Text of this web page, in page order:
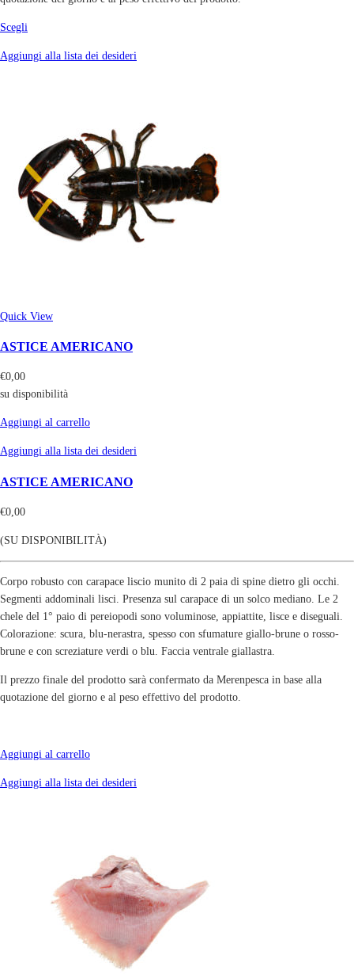
Scegli
Aggiungi alla lista dei desideri
Quick View
ASTICE AMERICANO
€0,00
su disponibilità
Aggiungi al carrello
Aggiungi alla lista dei desideri
ASTICE AMERICANO
€0,00
(SU DISPONIBILITÀ)
Corpo robusto con carapace liscio munito di 2 paia di spine dietro gli occhi.
Segmenti addominali lisci. Presenza sul carapace di un solco mediano. Le 2
chele del 1° paio di pereiopodi sono voluminose, appiattite, lisce e diseguali.
Colorazione: scura, blu-nerastra, spesso con sfumature giallo-brune o rosso-
brune e con screziature verdi o blu. Faccia ventrale giallastra.
Il prezzo finale del prodotto sarà confermato da Merenpesca in base alla
quotazione del giorno e al peso effettivo del prodotto.
Aggiungi al carrello
Aggiungi alla lista dei desideri